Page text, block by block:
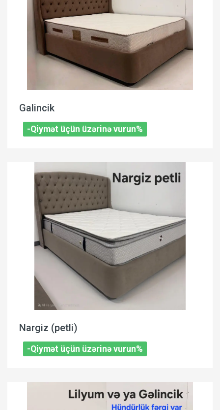
Galincik
-Qiymət üçün üzərinə vurun%
Nargiz (petli)
-Qiymət üçün üzərinə vurun%